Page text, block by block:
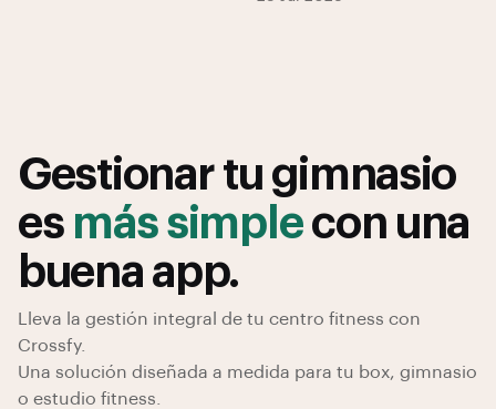
Gestionar tu gimnasio
es más simplecon una
buena app.
Lleva la gestión integral de tu centro fitness con
Crossfy.
Una solución diseñada a medida para tu box, gimnasio
o estudio fitness.